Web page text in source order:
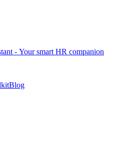
- Your smart HR companion
Blog